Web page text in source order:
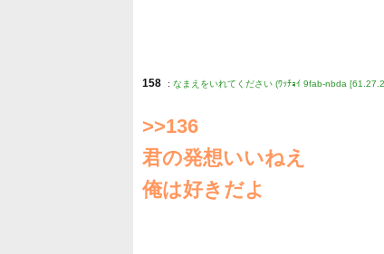
158 : なまえをいれてください (ﾜｯﾁｮｲ 9fab-nbda
>>136
君の発想いいねえ
俺は好きだよ